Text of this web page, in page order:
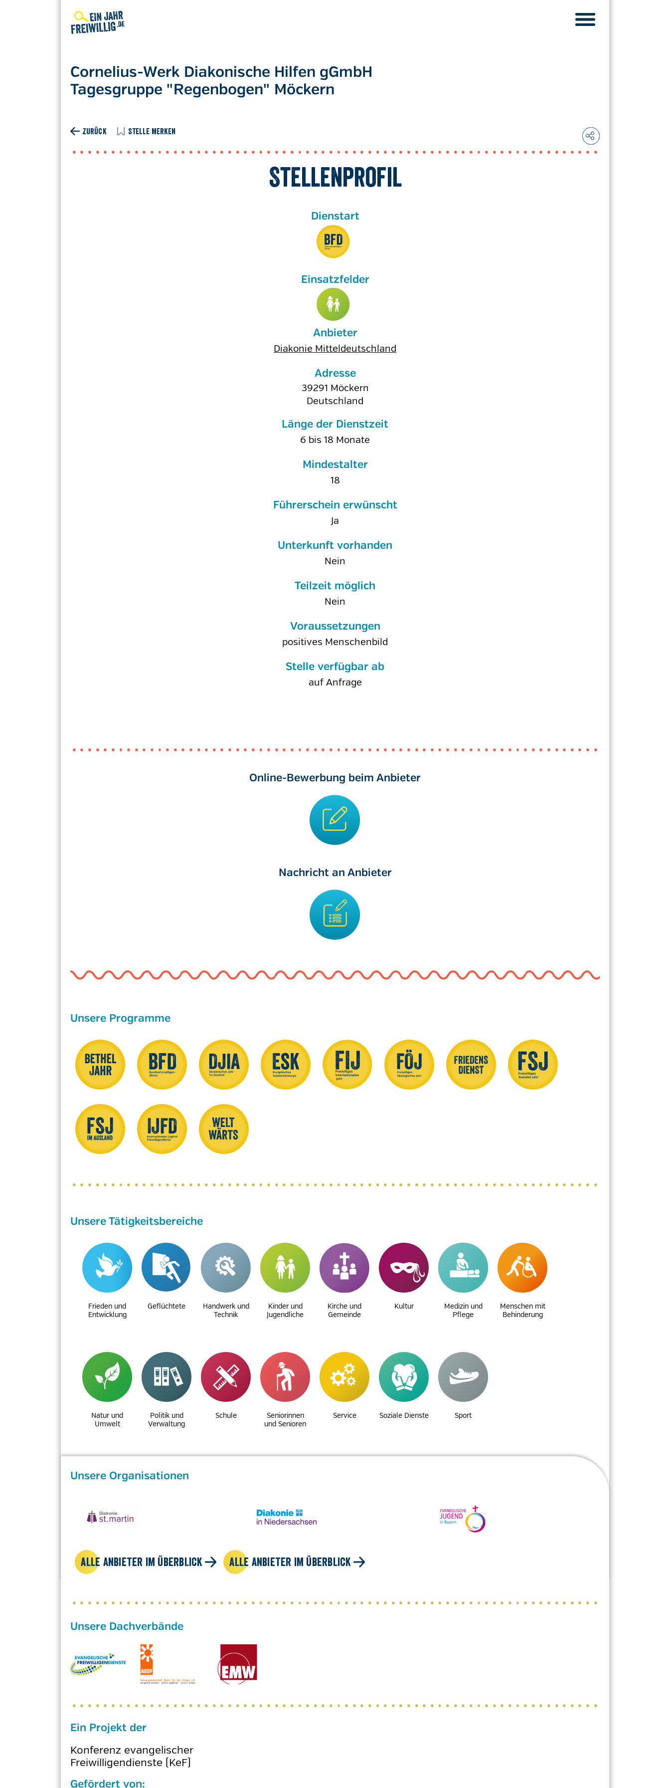
Cornelius-Werk Diakonische Hilfen gGmbH
Tagesgruppe "Regenbogen" Möckern
ZURÜCK STELLE MERKEN
Stellenprofil
Anbieter
Diakonie Mitteldeutschland
Adresse
39291 Möckern
Deutschland
Länge der Dienstzeit
6 bis 18 Monate
Mindestalter
18
Führerschein erwünscht
Ja
Unterkunft vorhanden
Nein
Teilzeit möglich
Nein
Voraussetzungen
positives Menschenbild
Stelle verfügbar ab
auf Anfrage
Online-Bewerbung beim Anbieter
Nachricht an Anbieter
Unsere Programme
Unsere Tätigkeitsbereiche
Frieden und
Entwicklung
Geflüchtete
Handwerk und
Technik
Kinder und
Jugendliche
Kirche und
Gemeinde
Kultur
Medizin und
Pflege
Menschen mit
Behinderung
Natur und
Umwelt
Politik und
Verwaltung
Schule
Seniorinnen
und Senioren
Service Soziale Dienste Sport
Unsere Organisationen
ALLE ANBIETER IM ÜBERBLICK ALLE ANBIETER IM ÜBERBLICK
Ein Projekt der
Konferenz evangelischer
Freiwilligendienste (KeF)
Gefördert von: